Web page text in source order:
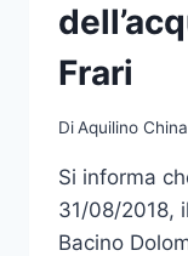
Frari
DiAquilino
Si informa
31/08/2018,
Bacino